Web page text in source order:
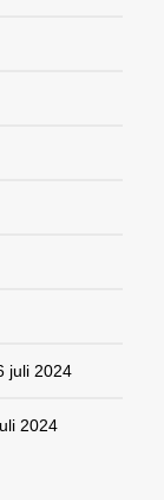
juli 2024
2024